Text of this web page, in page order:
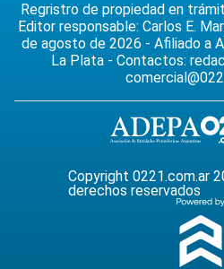
Regristro de propiedad en
Editor responsable: Carlos E.
de agosto de 2026 - Afiliado a
La Plata - Contactos:
Copyright 0221.com.ar
derechos reservados